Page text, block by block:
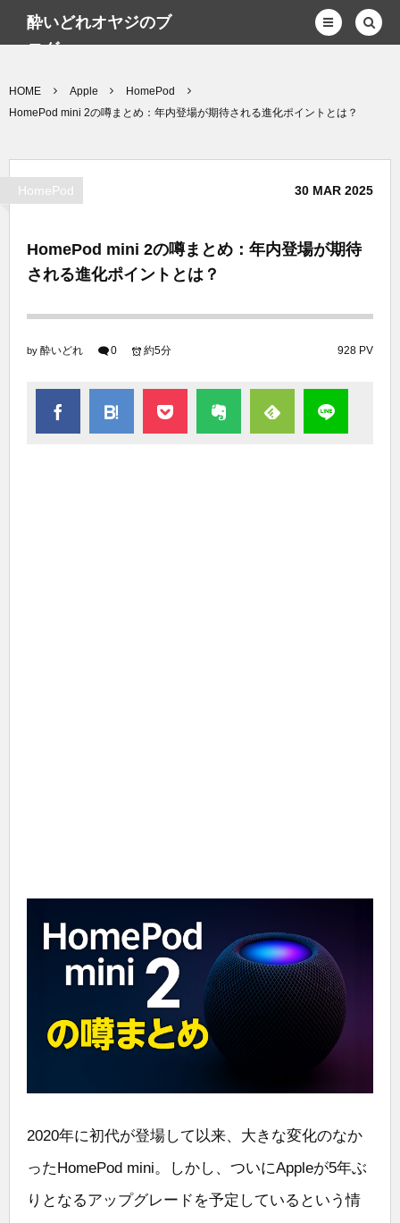
酔いどれオヤジのブ
ログwp
HOME Apple
HomePod
HomePod mini 2の噂まとめ：年内登場が期待される進化ポイントとは？
HomePod 30 MAR 2025
HomePod mini 2の噂まとめ：年内登場が期待
される進化ポイントとは？
by 酔いどれ 0 928 PV
約5分
2020年に初代が登場して以来、大きな変化のなか
ったHomePod mini。しかし、ついにAppleが5年ぶ
りとなるアップグレードを予定しているという情